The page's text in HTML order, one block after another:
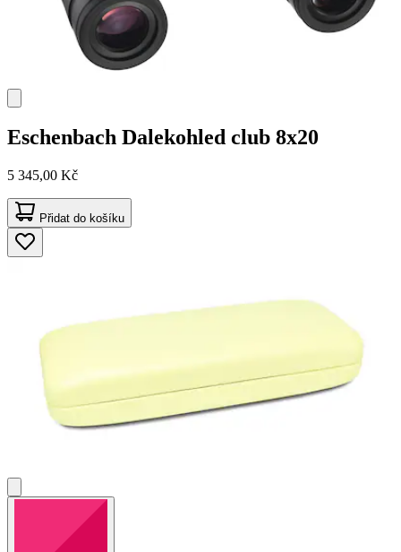
Eschenbach Dalekohled club 8x20
5 345,00 Kč
Přidat do košíku